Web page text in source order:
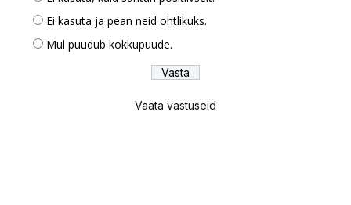
Ei kasuta ja pean neid ohtlikuks.
Mul puudub kokkupuude.
Vaata vastuseid